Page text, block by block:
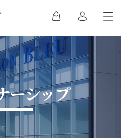
ーシップ